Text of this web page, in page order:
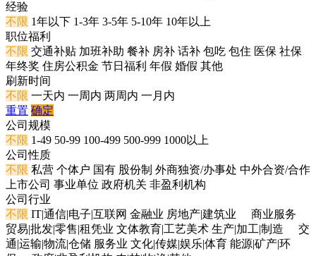
经验
不限 1年以下 1-3年 3-5年 5-10年 10年以上
职位福利
不限 交通补贴 加班补助 餐补 房补 话补 包吃 包住 医保 社保
年终奖 住房公积金 节日福利 年假 婚假 其他
刷新时间
不限 一天内 一周内 两周内 一月内
重置 确定
公司规模
不限 1-49 50-99 100-499 500-999 1000以上
公司性质
不限 私营 个体户 国有 股份制 外商独资/办事处 中外合资/合作
上市公司 事业单位 政府机关 非盈利机构
公司行业
不限 IT|通信|电子|互联网 金融业 房地产|建筑业
商业服务
贸易|批发|零售|租凭业 文体教育|工艺美术 生产|加工|制造
交
通|运输|物流|仓储 服务业 文化|传媒|娱乐|体育 能源|矿产|环